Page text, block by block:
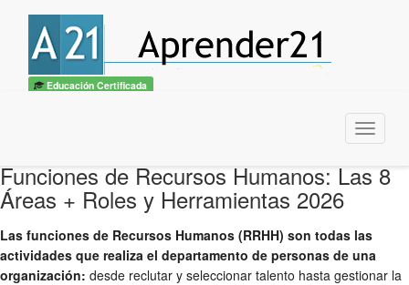
Educación Certificada
Menu
Funciones de Recursos Humanos: Las 8
Áreas + Roles y Herramientas 2026
Las funciones de Recursos Humanos (RRHH) son todas las
actividades que realiza el departamento de personas de una
organización: desde reclutar y seleccionar talento hasta gestionar la